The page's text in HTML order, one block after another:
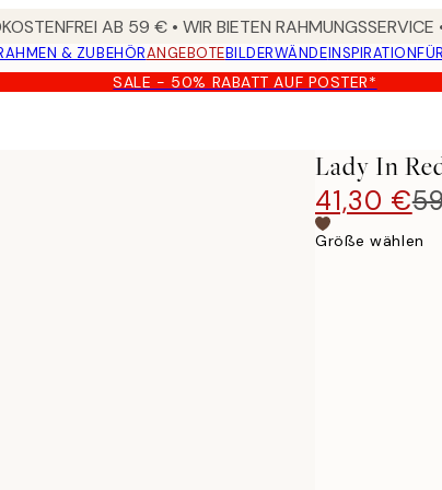
AB 59 € • WIR BIETEN
& ZUBEHÖRANGEBOTEBILDERWÄNDEINSPIRATION
SALE - 50% RABATT AUF POSTER*
Lady In
41,30 €
Größe wählen